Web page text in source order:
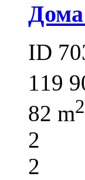
ID
119
82 m2
2
2